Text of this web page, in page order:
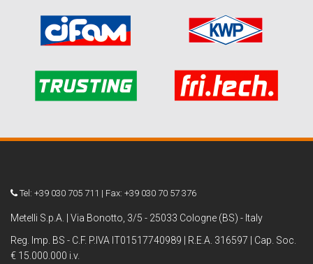
Tel: +39 030 705 711 | Fax: +39 030 70 57 376
Metelli S.p.A. | Via Bonotto, 3/5 - 25033 Cologne (BS) - Italy
Reg. Imp. BS - C.F. P.IVA IT01517740989 | R.E.A. 316597 | Cap. Soc.
€ 15.000.000 i.v.